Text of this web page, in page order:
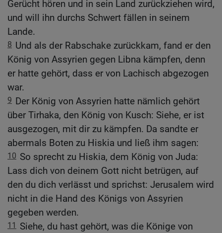
Gerücht hören und in sein Land zurückziehen wird,
und will ihn durchs Schwert fällen in seinem
Lande.
8 Und als der Rabschake zurückkam, fand er den
König von Assyrien gegen Libna kämpfen, denn
er hatte gehört, dass er von Lachisch abgezogen
war.
9 Der König von Assyrien hatte nämlich gehört
über Tirhaka, den König von Kusch: Siehe, er ist
ausgezogen, mit dir zu kämpfen. Da sandte er
abermals Boten zu Hiskia und ließ ihm sagen:
10 So sprecht zu Hiskia, dem König von Juda:
Lass dich von deinem Gott nicht betrügen, auf
den du dich verlässt und sprichst: Jerusalem wird
nicht in die Hand des Königs von Assyrien
gegeben werden.
11
Siehe, du hast gehört, was die Könige von